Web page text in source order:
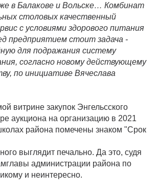
в Балакове и Вольске… Комбинат
столовых качественный
с условиями здорового питания
предприятием стоит задача -
для подражания систему
согласно новому действующему
по инициативе Вячеслава
витрине закупок Энгельсского
аукциона на организацию в 2021
района помечены знаком "Срок
выглядит печально. Да это, судя
администрации района по
и неинтересно.